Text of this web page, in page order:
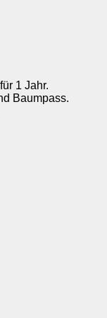
1 Jahr.
Baumpass.